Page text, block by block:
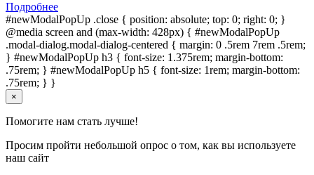
Подробнее
#newModalPopUp .close { position: absolute; top: 0; right: 0; }
@media screen and (max-width: 428px) { #newModalPopUp
.modal-dialog.modal-dialog-centered { margin: 0 .5rem 7rem .5rem;
} #newModalPopUp h3 { font-size: 1.375rem; margin-bottom:
.75rem; } #newModalPopUp h5 { font-size: 1rem; margin-bottom:
.75rem; } }
×
Помогите нам стать лучше!
Просим пройти небольшой опрос о том, как вы используете
наш сайт